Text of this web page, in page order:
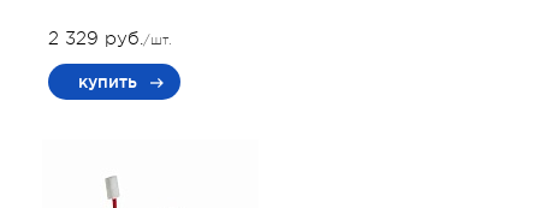
2 329 руб./шт.
купить